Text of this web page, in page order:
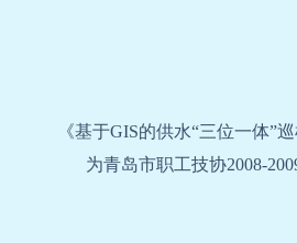
《基于GIS的供水“三位一体”
为青岛市职工技协2008-